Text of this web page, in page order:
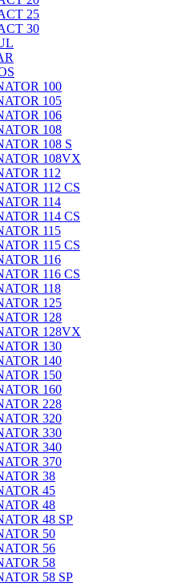
25
30
100
105
106
108
108 S
108VX
112
112 CS
114
114 CS
115
115 CS
116
116 CS
118
125
128
128VX
130
140
150
160
228
320
330
340
370
38
45
48
48 SP
50
56
58
58 SP